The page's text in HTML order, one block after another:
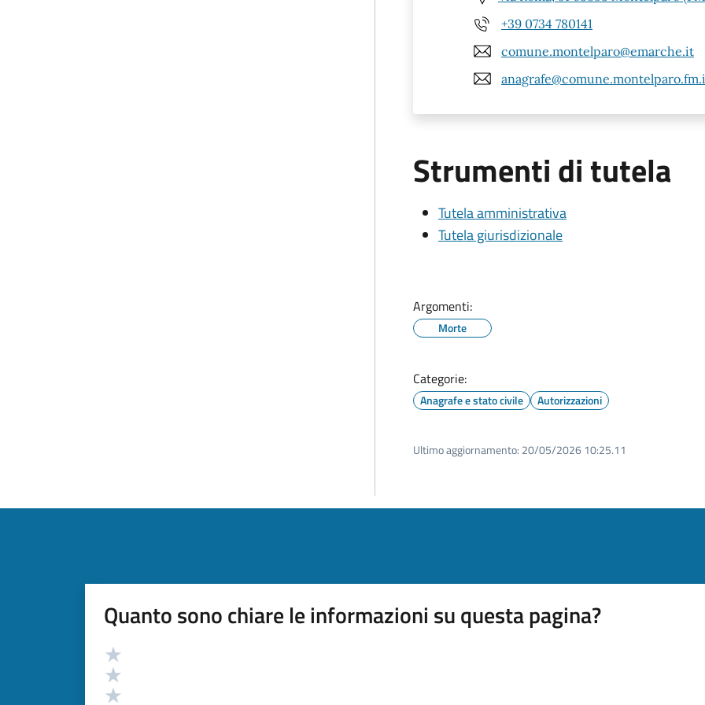
+39 0734 780141
comune.montelparo@emarche.it
Strumenti di tutela
Tutela amministrativa
Tutela giurisdizionale
Argomenti:
Morte
Categorie:
Anagrafe e stato civile Autorizzazioni
Ultimo aggiornamento: 20/05/2026 10:25.11
Quanto sono chiare le informazioni su questa pagina?
Valutazione